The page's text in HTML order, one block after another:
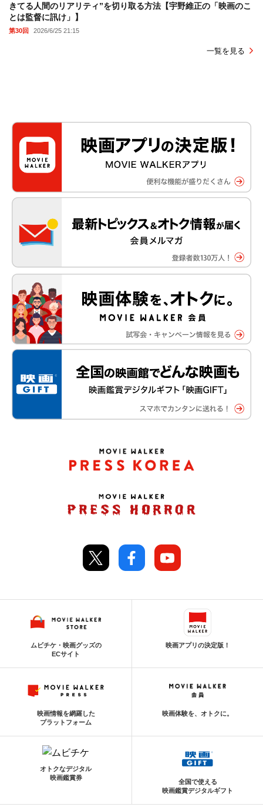
きてる人間のリアリティ”を切り取る方法【宇野維正の「映画のこ
とは監督に訊け」】
第30回 2026/6/25 21:15
一覧を見る
ムビチケ・映画グッズの
ECサイト
映画アプリの決定版！
映画情報を網羅した
プラットフォーム
映画体験を、オトクに。
オトクなデジタル
映画鑑賞券
全国で使える
映画鑑賞デジタルギフト